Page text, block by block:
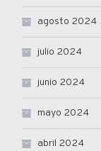
agosto 2024
julio 2024
junio 2024
mayo 2024
abril 2024